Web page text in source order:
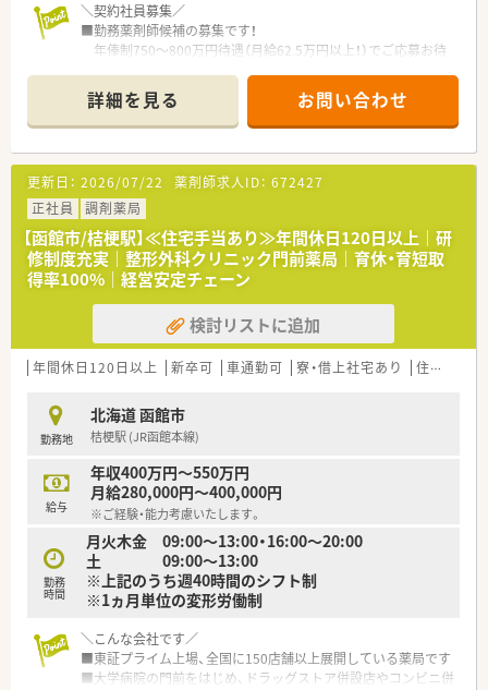
＼契約社員募集／
■勤務薬剤師候補の募集です！
年俸制750～800万円待遇（月給62.5万円以上！）でご応募お待
■2027年3月末までの期間で雇用期間はご相談ください。
■函館市外からのご応募も歓迎です！引っ越し代費用負担制度ご
ざいます。
＼こんな会社です／
■東証プライム上場、全国に150店舗以上展開している薬局で
す。
■大学病院の門前をはじめ、ドラッグストア併設店やコンビニ併
設店など、
様々な形態の薬局を全国に展開しており、ご自身の興味に合わ
せて働けます。
■ほぼ全店で「座り投薬」のため、患者様にしっかりと向き合っ
て服薬指導ができます。
■年間休日は120日以上！近隣に複数店舗展開しており、
ヘルプ体制も整っているので、有休もとりやすい環境です。
詳細を見る お問い合わせ
更新日： 2026/07/22 薬剤師求人ID： 672427
正社員
調剤薬局
【函館市/桔梗駅】≪住宅手当あり≫年間休日120日以上｜研
修制度充実｜整形外科クリニック門前薬局｜育休・育短取
得率100%｜経営安定チェーン
検討リストに追加
年間休日120日以上 新卒可 車通勤可 寮・借上社宅あり 住宅補助(手当)あり
勤務地
北海道 函館市
桔梗駅 (JR函館本線)
給与
年収400万円～550万円
月給280,000円～400,000円
※ご経験・能力考慮いたします。
勤務
時間
月火木金 09:00～13:00・16:00～20:00
土 09:00～13:00
※上記のうち週40時間のシフト制
※1ヵ月単位の変形労働制
＼こんな会社です／
■東証プライム上場、全国に150店舗以上展開している薬局です
■大学病院の門前をはじめ、ドラッグストア併設店やコンビニ併